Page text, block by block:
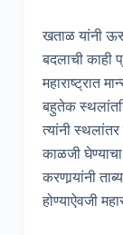
खताळ यांनी
बदलाची काही
महाराष्ट्रात
बहुतेक
त्यांनी स्थलांतर
काळजी
करणार्‍यांनी
होण्याऐवजी